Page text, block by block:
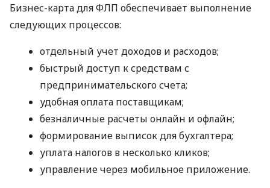
Бизнес-карта для ФЛП обеспечивает выполнение
следующих процессов:
отдельный учет доходов и расходов;
быстрый доступ к средствам с
предпринимательского счета;
удобная оплата поставщикам;
безналичные расчеты онлайн и офлайн;
формирование выписок для бухгалтера;
уплата налогов в несколько кликов;
управление через мобильное приложение.